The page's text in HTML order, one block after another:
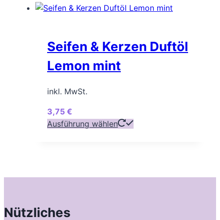
weist
auf.
Produktseite
gewählt
Seifen & Kerzen Duftöl
Lemon mint
inkl. MwSt.
3,75 €
Ausführung wählen
Dieses
Nützliches